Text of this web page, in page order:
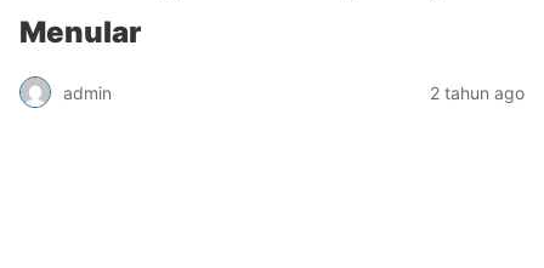
Menular
admin 2 tahun ago